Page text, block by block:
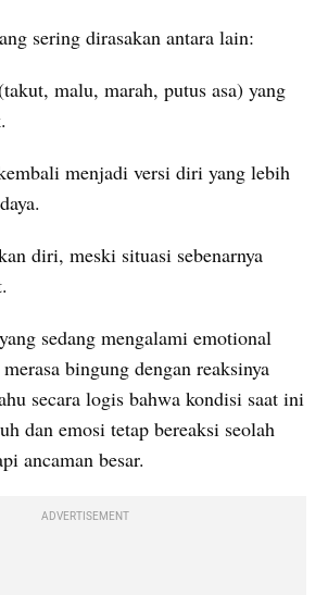
sering dirasakan antara lain:
malu, marah, putus asa) yang
menjadi versi diri yang lebih
diri, meski situasi sebenarnya
sedang mengalami emotional
bingung dengan reaksinya
secara logis bahwa kondisi saat ini
dan emosi tetap bereaksi seolah
ancaman besar.
ADVERTISEMENT